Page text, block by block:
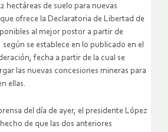
hectáreas de suelo para nuevas
ofrece la Declaratoria de Libertad de
al mejor postor a partir de
se establece en lo publicado en el
fecha a partir de la cual se
las nuevas concesiones mineras para
ellas.
del día de ayer, el presidente López
de que las dos anteriores